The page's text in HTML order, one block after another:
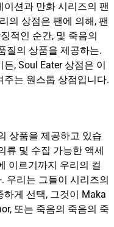
션과 만화 시리즈의 팬
의 상점은 팬에 의해, 팬
적인 순간, 및 죽음의
질의 상품을 제공하는.
, Soul Eater 상점은 이
는 원스톱 상점입니다.
상품을 제공하고 있습
류 및 수집 가능한 액세
이르기까지 우리의 컬
우리는 그들이 시리즈의
게 선택, 그것이 Maka
또는 죽음의 죽음의 죽